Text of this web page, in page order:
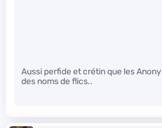
Aussi perfide et crétin que les
des noms de flics..